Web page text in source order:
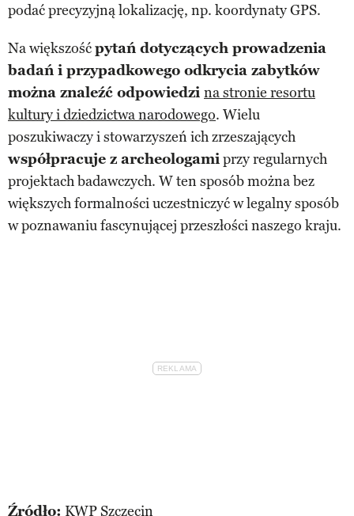
podać precyzyjną lokalizację, np. koordynaty GPS.
Na większośćpytań dotyczących prowadzenia
badań i przypadkowego odkrycia zabytków
można znaleźć odpowiedzi na stronie resortu
kultury i dziedzictwa narodowego. Wielu
poszukiwaczy i stowarzyszeń ich zrzeszających
współpracuje z archeologamiprzy regularnych
projektach badawczych. W ten sposób można bez
większych formalności uczestniczyć w legalny sposób
w poznawaniu fascynującej przeszłości naszego kraju.
Źródło: KWP Szczecin